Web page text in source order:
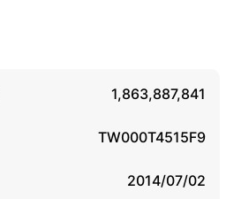
1,863,887,841
TW000T4515F9
2014/07/02